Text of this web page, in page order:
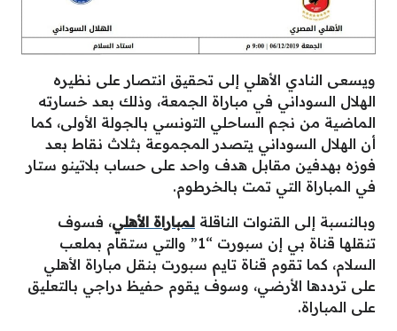
ويسعى النادي الأهلي إلى تحقيق انتصار على نظيره
الهلال السوداني في مباراة الجمعة، وذلك بعد خسارته
الماضية من نجم الساحلي التونسي بالجولة الأولى، كما
أن الهلال السوداني يتصدر المجموعة بثلاث نقاط بعد
فوزه بهدفين مقابل هدف واحد على حساب بلاتينو ستار
في المباراة التي تمت بالخرطوم.
وبالنسبة إلى القنوات الناقلة لمباراة الأهلي، فسوف
تنقلها قناة بي إن سبورت “1” والتي ستقام بملعب
السلام، كما تقوم قناة تايم سبورت بنقل مباراة الأهلي
على ترددها الأرضي، وسوف يقوم حفيظ دراجي بالتعليق
على المباراة.